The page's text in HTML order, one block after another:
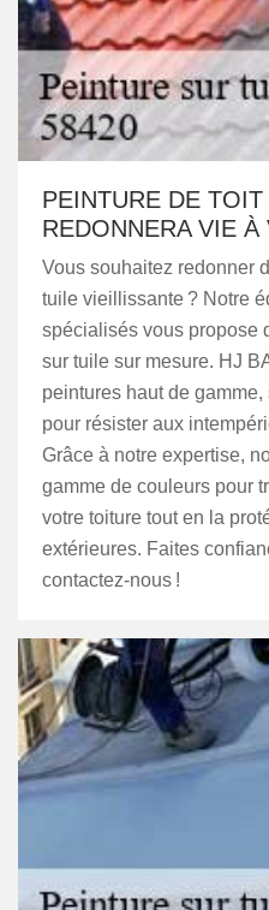
PEINTURE DE
REDONNERA VIE
Vous souhaitez redonner
tuile vieillissante ? Notre
spécialisés vous propose
sur tuile sur mesure. HJ
peintures haut de
pour résister aux
Grâce à notre expertise,
gamme de couleurs pour
votre toiture tout en la
extérieures. Faites
contactez-nous !